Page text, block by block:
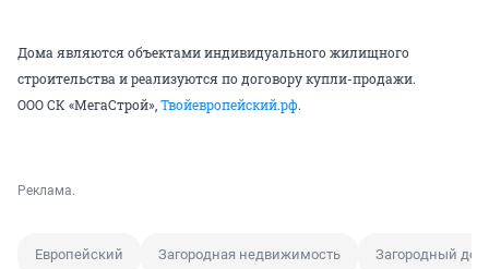
Дома являются объектами индивидуального жилищного
строительства и реализуются по договору купли-продажи.
ООО СК «МегаСтрой»,Твойевропейский.рф.
Реклама.
Европейский Загородная недвижимость Загородный дом